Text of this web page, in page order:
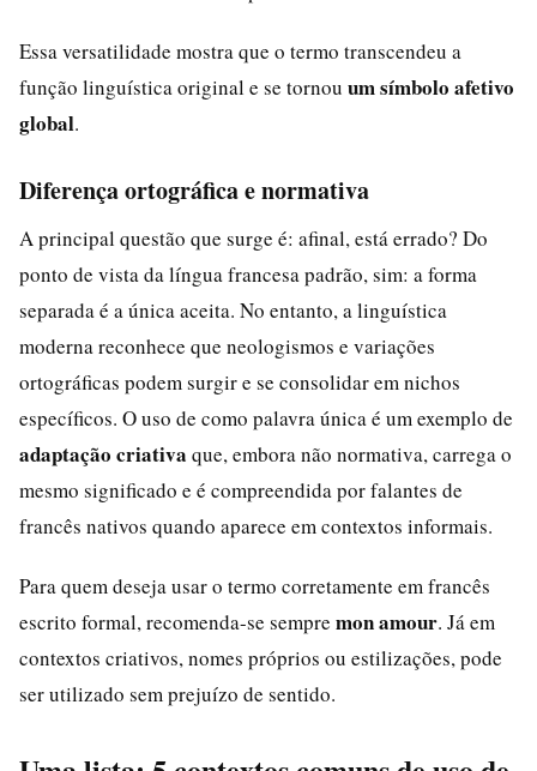
Essa versatilidade mostra que o termo transcendeu a
função linguística original e se tornou um símbolo afetivo
global.
Diferença ortográfica e normativa
A principal questão que surge é: afinal, está errado? Do
ponto de vista da língua francesa padrão, sim: a forma
separada é a única aceita. No entanto, a linguística
moderna reconhece que neologismos e variações
ortográficas podem surgir e se consolidar em nichos
específicos. O uso de como palavra única é um exemplo de
adaptação criativa que, embora não normativa, carrega o
mesmo significado e é compreendida por falantes de
francês nativos quando aparece em contextos informais.
Para quem deseja usar o termo corretamente em francês
escrito formal, recomenda-se sempre mon amour. Já em
contextos criativos, nomes próprios ou estilizações, pode
ser utilizado sem prejuízo de sentido.